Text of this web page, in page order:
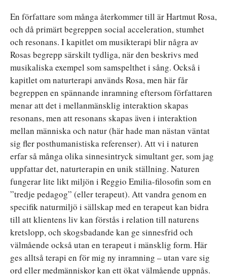
En författare som många återkommer till är Hartmut Rosa,
och då primärt begreppen social acceleration, stumhet
och resonans. I kapitlet om musikterapi blir några av
Rosas begrepp särskilt tydliga, när den beskrivs med
musikaliska exempel som samspelthet i sång. Också i
kapitlet om naturterapi används Rosa, men här får
begreppen en spännande inramning eftersom författaren
menar att det i mellanmänsklig interaktion skapas
resonans, men att resonans skapas även i interaktion
mellan människa och natur (här hade man nästan väntat
sig fler posthumanistiska referenser). Att vi i naturen
erfar så många olika sinnesintryck simultant ger, som jag
uppfattar det, naturterapin en unik ställning. Naturen
fungerar lite likt miljön i Reggio Emilia-filosofin som en
”tredje pedagog” (eller terapeut). Att vandra genom en
specifik naturmiljö i sällskap med en terapeut kan bidra
till att klientens liv kan förstås i relation till naturens
kretslopp, och skogsbadande kan ge sinnesfrid och
välmående också utan en terapeut i mänsklig form. Här
ges alltså terapi en för mig ny inramning – utan vare sig
ord eller medmänniskor kan ett ökat välmående uppnås.